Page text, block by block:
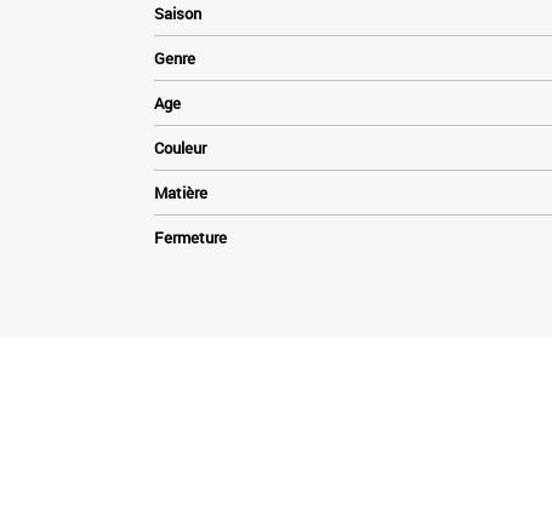
Saison
Genre
Age
Couleur
Matière
Fermeture